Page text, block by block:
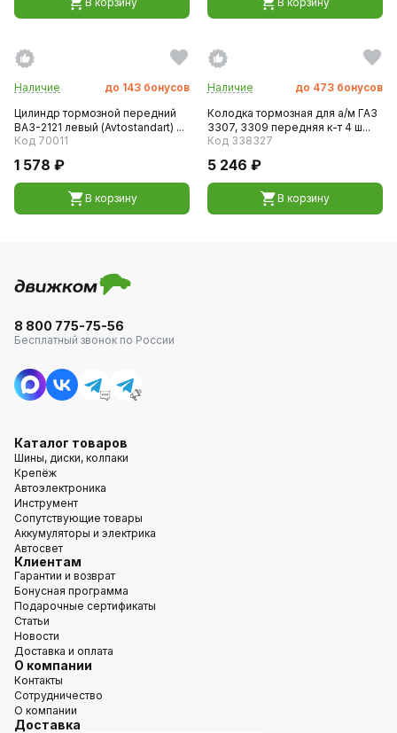
Наличие до 143 бонусов
Цилиндр тормозной передний
ВАЗ-2121 левый (Avtostandart) ...
Код 70011
1 578 ₽
В корзину
Наличие до 473 бонусов
Колодка тормозная для а/м ГАЗ
3307, 3309 передняя к-т 4 ш...
Код 338327
5 246 ₽
В корзину
8 800 775-75-56
Бесплатный звонок по России
Каталог товаров
Шины, диски, колпаки
Крепёж
Автоэлектроника
Инструмент
Сопутствующие товары
Аккумуляторы и электрика
Автосвет
Клиентам
Гарантии и возврат
Бонусная программа
Подарочные сертификаты
Статьи
Новости
Доставка и оплата
О компании
Контакты
Сотрудничество
О компании
Доставка